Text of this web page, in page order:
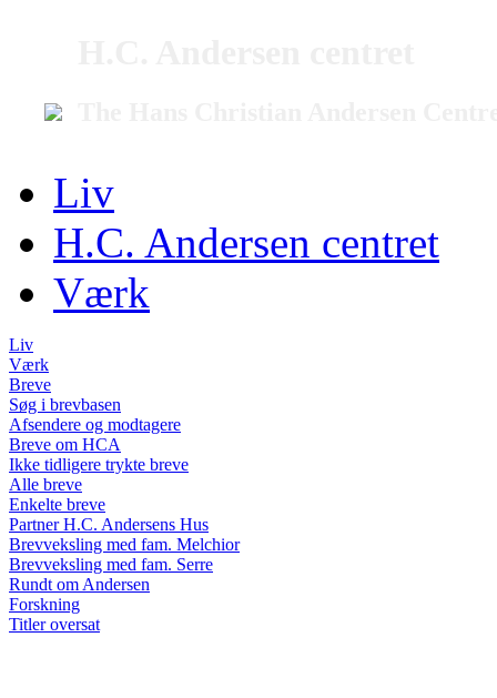
Liv
H.C. Andersen centret
Værk
Liv
Værk
Breve
Søg i brevbasen
Afsendere og modtagere
Breve om HCA
Ikke tidligere trykte breve
Alle breve
Enkelte breve
Partner H.C. Andersens Hus
Brevveksling med fam. Melchior
Brevveksling med fam. Serre
Rundt om Andersen
Forskning
Titler oversat